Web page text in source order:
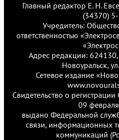
Главный редактор Е. Н.
(34370)
Учредитель:
ответственностью
Адрес редакции: 624130,
Новоуральск,
Сетевое издание
Свидетельство о
09
выдано Федеральной
связи, информационных
коммуникаций